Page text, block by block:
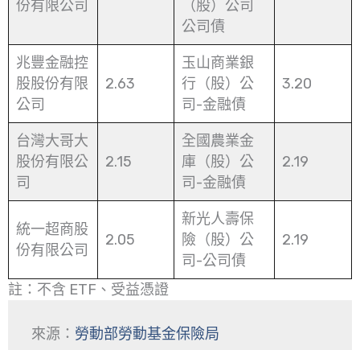
份有限公司
（股）公司
公司債
兆豐金融控
股股份有限
公司
2.63
玉山商業銀
行（股）公
司-金融債
3.20
台灣大哥大
股份有限公
司
2.15
全國農業金
庫（股）公
司-金融債
2.19
統一超商股
份有限公司
2.05
新光人壽保
險（股）公
司-公司債
2.19
註：不含 ETF、受益憑證
來源： 勞動部勞動基金保險局